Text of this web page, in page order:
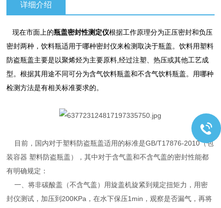
详细介绍
现在市面上的瓶盖密封性测定仪根据工作原理分为正压密封和负压
密封两种，饮料瓶适用于哪种密封仪来检测取决于瓶盖。饮料用塑料
防盗瓶盖主要是以聚烯烃为主要原料,经过注塑、热压或其他工艺成
型。根据其用途不同可分为含气饮料瓶盖和不含气饮料瓶盖。用哪种
检测方法是有相关标准要求的。
目前，国内对于塑料防盗瓶盖适用的标准是GB/T17876-2010（包
装容器 塑料防盗瓶盖），其中对于含气盖和不含气盖的密封性能都
有明确规定：
一、将非碳酸盖（不含气盖）用旋盖机旋紧到规定扭矩力，用密
封仪测试，加压到200KPa，在水下保压1min，观察是否漏气，再将